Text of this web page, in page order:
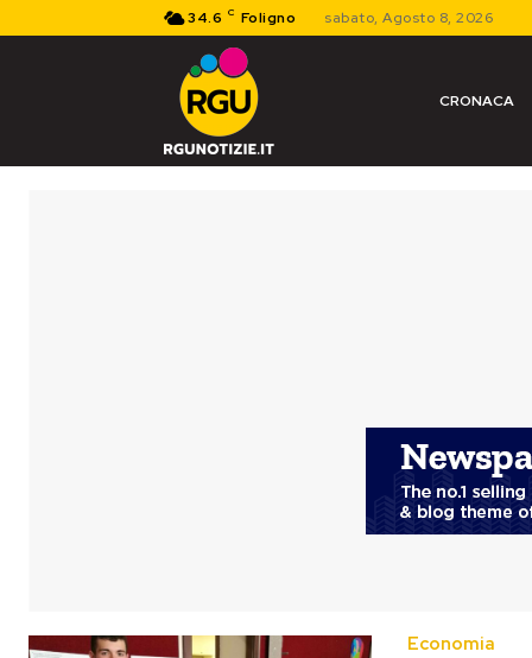
34.6 C Foligno sabato, Agosto 8, 2026
CRONACA
Economia